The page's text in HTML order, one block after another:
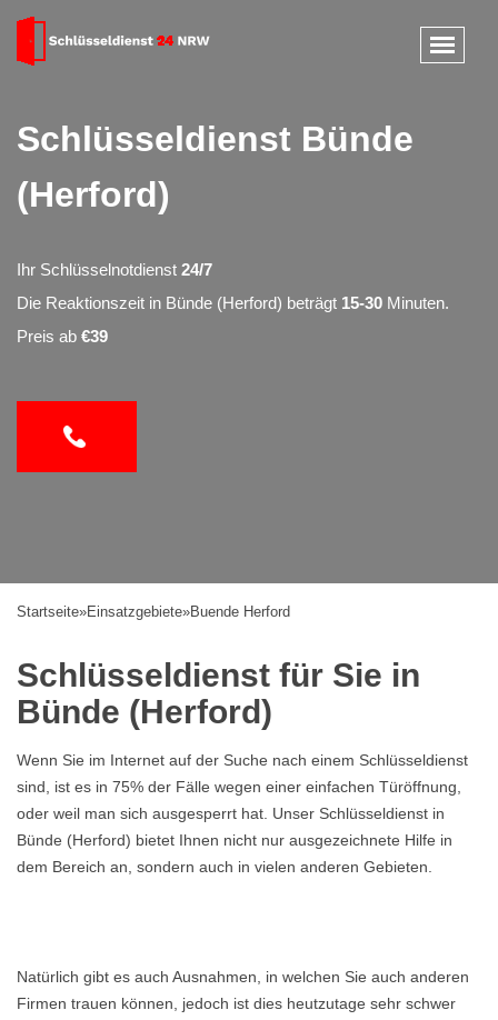
Schlüsseldienst Bünde
(Herford)
Ihr Schlüsselnotdienst 24/7
Die Reaktionszeit in Bünde (Herford) beträgt 15-30 Minuten.
Preis ab €39
Startseite»Einsatzgebiete»Buende Herford
Schlüsseldienst für Sie in
Bünde (Herford)
Wenn Sie im Internet auf der Suche nach einem Schlüsseldienst
sind, ist es in 75% der Fälle wegen einer einfachen Türöffnung,
oder weil man sich ausgesperrt hat. Unser Schlüsseldienst in
Bünde (Herford) bietet Ihnen nicht nur ausgezeichnete Hilfe in
dem Bereich an, sondern auch in vielen anderen Gebieten.
Natürlich gibt es auch Ausnahmen, in welchen Sie auch anderen
Firmen trauen können, jedoch ist dies heutzutage sehr schwer